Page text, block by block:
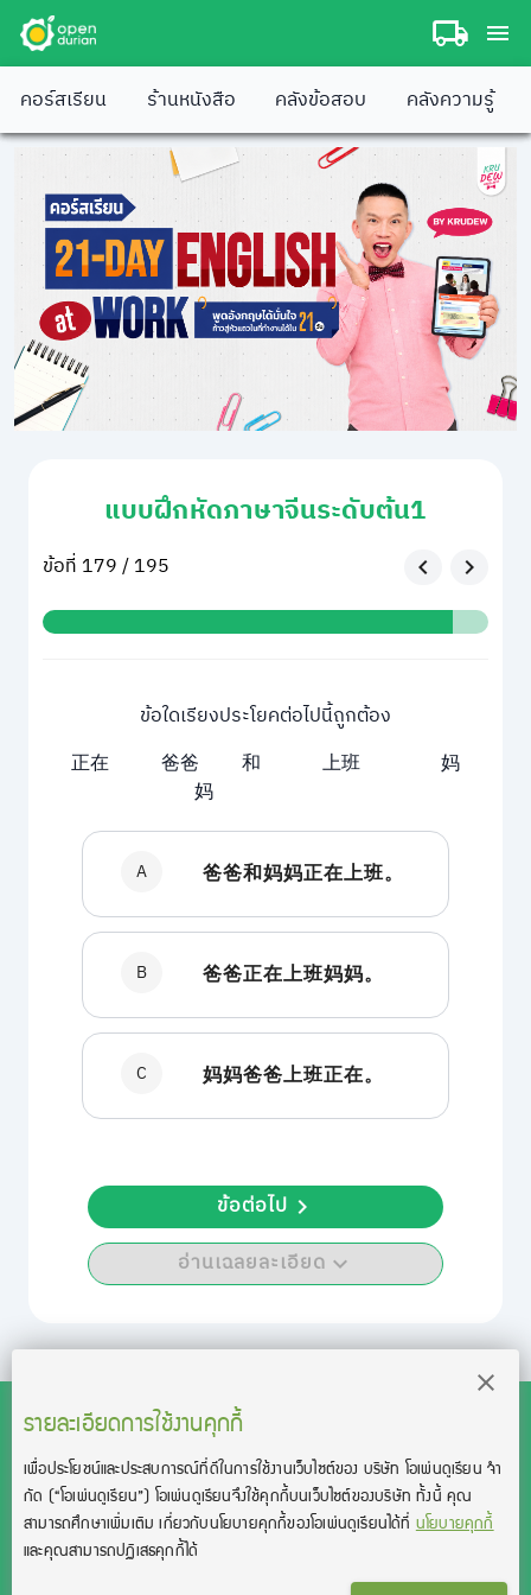
คอร์สเรียน ร้านหนังสือ คลังข้อสอบ คลังความรู้
แบบฝึกหัดภาษาจีนระดับต้น1
ข้อที่ 179 / 195
ข้อใดเรียงประโยคต่อไปนี้ถูกต้อง
正在 爸爸 和 上班 妈
妈
A 爸爸和妈妈正在上班。
B 爸爸正在上班妈妈。
C 妈妈爸爸上班正在。
อ่านเฉลยละเอียด
ข้อต่อไป
รายละเอียดการใช้งานคุกกี้
เพื่อประโยชน์และประสบการณ์ที่ดีในการใช้งานเว็บไซต์ของ บริษัท โอเพ่นดูเรียน จํา
กัด (“โอเพ่นดูเรียน”)โอเพ่นดูเรียนจึงใช้คุกกี้บนเว็บไซต์ของบริษัท ทั้งนี้ คุณ
สามารถศึกษาเพิ่มเติม เกี่ยวกับนโยบายคุกกี้ของโอเพ่นดูเรียนได้ที่นโยบายคุกกี้
และคุณสามารถปฏิเสธคุกกี้ได้
สงวนลิขสิทธิ์โดย บริษัท โอเพ่นดูเรียน จำกัด 2021 ©︎ OpenDurian
Co., Ltd.
TOEIC® and TOEFL® are registered trademarks of Educational Testing